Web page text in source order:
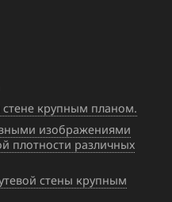
стене крупным планом.
изображениями
плотности различных
стены крупным